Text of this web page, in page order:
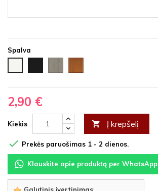
Spalva
HDF
HDF
latte
HDF
2,90 €
Kiekis  Į krepšelį
 Prekės paruošimas 1 - 2 dienos.
Klauskite apie produktą per WhatsApp